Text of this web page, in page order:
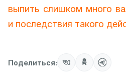
выпить слишком много
и последствия такого
Поделиться: